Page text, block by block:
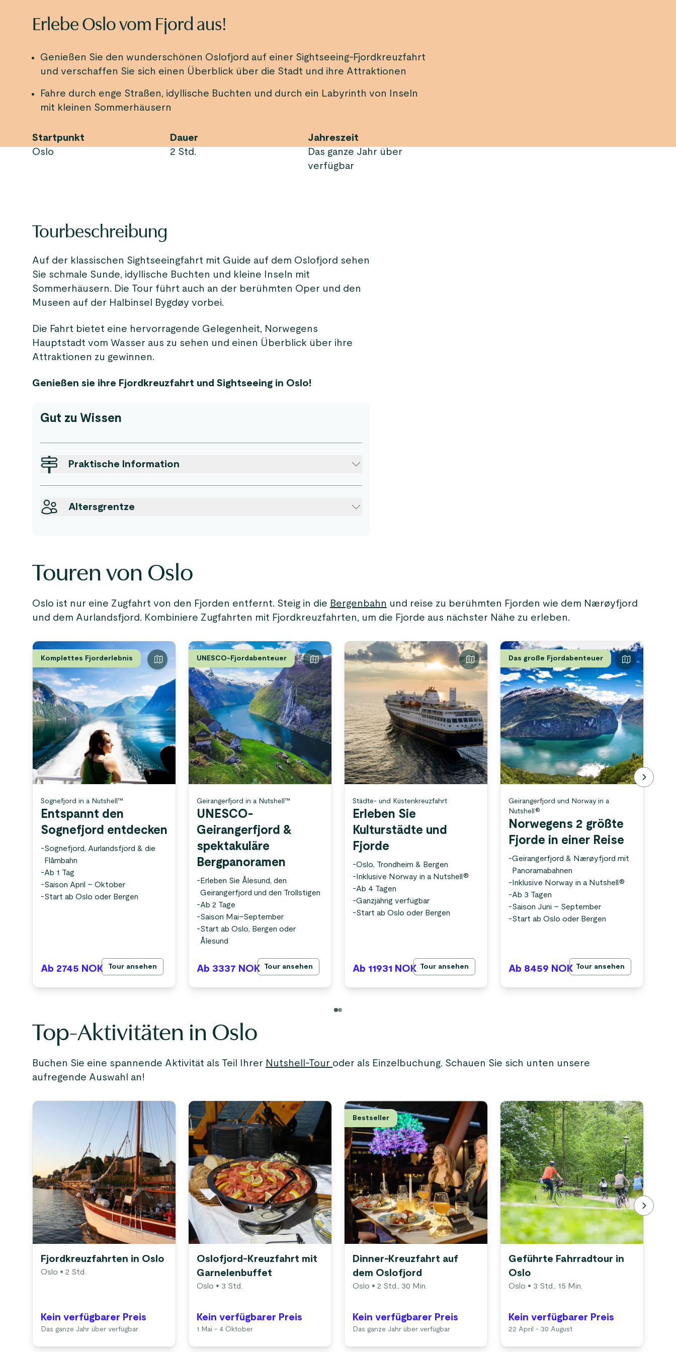
Erlebe Oslo vom Fjord aus!
Genießen Sie den wunderschönen Oslofjord auf einer Sightseeing-Fjordkreuzfahrt
und verschaffen Sie sich einen Überblick über die Stadt und ihre Attraktionen
Fahre durch enge Straßen, idyllische Buchten und durch ein Labyrinth von Inseln
mit kleinen Sommerhäusern
Startpunkt
Oslo
Dauer
2 Std.
Jahreszeit
Das ganze Jahr über
verfügbar
Tourbeschreibung
Auf der klassischen Sightseeingfahrt mit Guide auf dem Oslofjord sehen
Sie schmale Sunde, idyllische Buchten und kleine Inseln mit
Sommerhäusern. Die Tour führt auch an der berühmten Oper und den
Museen auf der Halbinsel Bygdøy vorbei.
Die Fahrt bietet eine hervorragende Gelegenheit, Norwegens
Hauptstadt vom Wasser aus zu sehen und einen Überblick über ihre
Attraktionen zu gewinnen.
Genießen sie ihre Fjordkreuzfahrt und Sightseeing in Oslo!
Gut zu Wissen
Praktische Information
Altersgrentze
Touren von Oslo
Oslo ist nur eine Zugfahrt von den Fjorden entfernt. Steig in die Bergenbahn und reise zu berühmten Fjorden wie dem Nærøyfjord
und dem Aurlandsfjord. Kombiniere Zugfahrten mit Fjordkreuzfahrten, um die Fjorde aus nächster Nähe zu erleben.
Komplettes Fjorderlebnis
Sognefjord in a Nutshell™
Entspannt den
Sognefjord entdecken
-Sognefjord, Aurlandsfjord & die
Flåmbahn
-Ab 1 Tag
-Saison April – Oktober
-Start ab Oslo oder Bergen
Ab 2745 NOK Tour ansehen
UNESCO-Fjordabenteuer
Geirangerfjord in a Nutshell™
UNESCO-
Geirangerfjord &
spektakuläre
Bergpanoramen
- Erleben Sie Ålesund, den
Geirangerfjord und den Trollstigen
-Ab 2 Tage
-Saison Mai–September
-Start ab Oslo, Bergen oder
Ålesund
Ab 3337 NOK Tour ansehen
Städte- und Küstenkreuzfahrt
Erleben Sie
Kulturstädte und
Fjorde
-Oslo, Trondheim & Bergen
- Inklusive Norway in a Nutshell®
-Ab 4 Tagen
-Ganzjährig verfügbar
-Start ab Oslo oder Bergen
Ab 11931 NOK Tour ansehen
Das große Fjordabenteuer
Geirangerfjord und Norway in a
Nutshell®
Norwegens 2 größte
Fjorde in einer Reise
-Geirangerfjord & Nærøyfjord mit
Panoramabahnen
- Inklusive Norway in a Nutshell®
-Ab 3 Tagen
-Saison Juni – September
-Start ab Oslo oder Bergen
Ab 8459 NOK Tour ansehen
Top-Aktivitäten in Oslo
Buchen Sie eine spannende Aktivität als Teil Ihrer Nutshell-Tour oder als Einzelbuchung. Schauen Sie sich unten unsere
aufregende Auswahl an!
Fjordkreuzfahrten in Oslo
Oslo • 2 Std.
Kein verfügbarer Preis
Das ganze Jahr über verfügbar
Oslofjord-Kreuzfahrt mit
Garnelenbuffet
Oslo • 3 Std.
Kein verfügbarer Preis
1 Mai - 4 Oktober
Bestseller
Dinner-Kreuzfahrt auf
dem Oslofjord
Oslo • 2 Std., 30 Min.
Kein verfügbarer Preis
Das ganze Jahr über verfügbar
Geführte Fahrradtour in
Oslo
Oslo • 3 Std., 15 Min.
Kein verfügbarer Preis
22 April - 30 August